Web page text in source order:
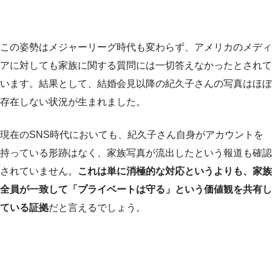
この姿勢はメジャーリーグ時代も変わらず、アメリカのメディ
アに対しても家族に関する質問には一切答えなかったとされて
います。結果として、結婚会見以降の紀久子さんの写真はほぼ
存在しない状況が生まれました。
現在のSNS時代においても、紀久子さん自身がアカウントを
持っている形跡はなく、家族写真が流出したという報道も確認
されていません。
これは単に消極的な対応というよりも、家族
全員が一致して「プライベートは守る」という価値観を共有し
ている証拠だと言えるでしょう。